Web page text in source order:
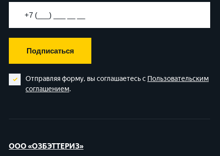
Подписаться
Отправляя форму, вы соглашаетесь с Пользовательским
соглашением.
ООО «ОЗБЭТТЕРИЗ»